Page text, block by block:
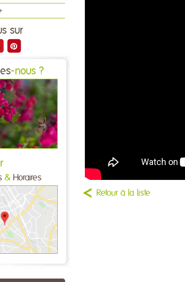
sur
-nous ?
& Horaires
Retour à la liste